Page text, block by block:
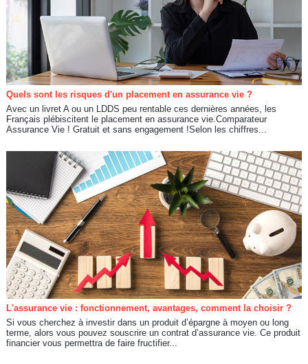
Quels sont les risques d'un placement en assurance vie ?
Avec un livret A ou un LDDS peu rentable ces dernières années, les
Français plébiscitent le placement en assurance vie.Comparateur
Assurance Vie ! Gratuit et sans engagement !Selon les chiffres...
L'assurance vie : fonctionnement, avantages, comment la choisir ?
Si vous cherchez à investir dans un produit d’épargne à moyen ou long
terme, alors vous pouvez souscrire un contrat d’assurance vie. Ce produit
financier vous permettra de faire fructifier...